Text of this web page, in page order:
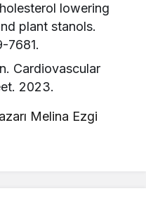
lowering
plant stanols.
7681.
Cardiovascular
2023.
Melina Ezgi